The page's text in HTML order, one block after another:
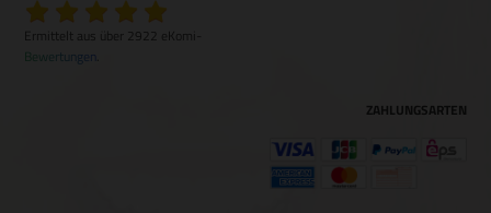
Ermittelt aus über 2922 eKomi-
Bewertungen
ZAHLUNGSARTEN